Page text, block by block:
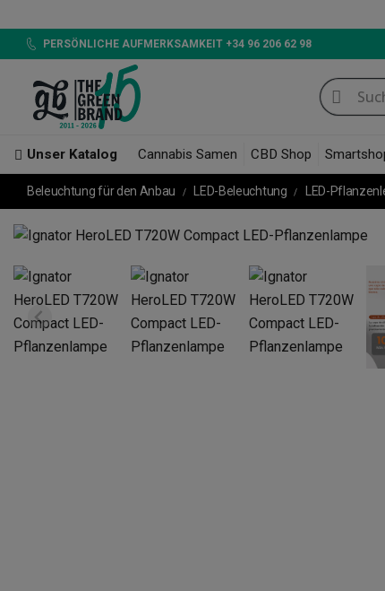
PERSÖNLICHE AUFMERKSAMKEIT +34 96 206 62 98
Unser Katalog Cannabis Samen CBD Shop
Beleuchtung für den Anbau LED-Beleuchtung LED-